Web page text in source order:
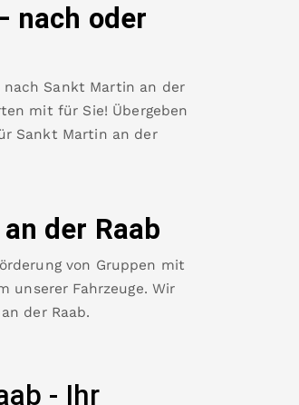
nach oder
nach Sankt Martin an der
mit für Sie! Übergeben
Sankt Martin an der
der Raab
von Gruppen mit
unserer Fahrzeuge. Wir
der Raab.
- Ihr